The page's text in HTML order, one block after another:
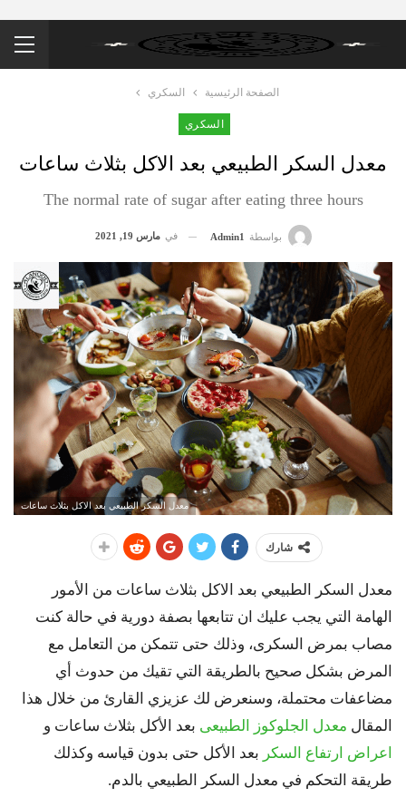
الصفحة الرئيسية السكري
السكري
معدل السكر الطبيعي بعد الاكل بثلاث ساعات
The normal rate of sugar after eating three hours
بواسطة Admin1 في مارس 19, 2021
معدل السكر الطبيعي بعد الاكل بثلاث ساعات
شارك
معدل السكر الطبيعي بعد الاكل بثلاث ساعات من الأمور
الهامة التي يجب عليك ان تتابعها بصفة دورية في حالة كنت
مصاب بمرض السكرى، وذلك حتى تتمكن من التعامل مع
المرض بشكل صحيح بالطريقة التي تقيك من حدوث أي
مضاعفات محتملة، وسنعرض لك عزيزي القارئ من خلال هذا
المقال معدل الجلوكوز الطبيعى بعد الأكل بثلاث ساعات و
اعراض ارتفاع السكر بعد الأكل حتى بدون قياسه وكذلك
طريقة التحكم في معدل السكر الطبيعي بالدم.